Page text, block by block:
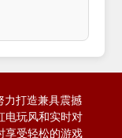
力打造兼具震撼
电玩风和实时对
享受轻松的游戏